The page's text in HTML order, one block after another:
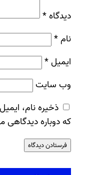
دیدگاه *
نام*
ایمیل*
وب‌ سایت
ذخیره نام،
که دوباره